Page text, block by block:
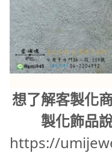
想了解客製化
製化飾品
https://